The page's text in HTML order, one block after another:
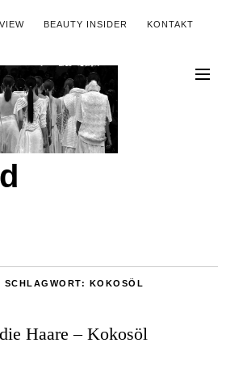
BEAUTY INSIDER KONTAKT
KOKOSÖL
Haare – Kokosöl